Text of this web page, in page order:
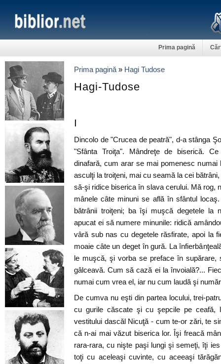
Prima pagină
Prima pagină » Hagi Tudose
Hagi-Tudose
I
Dincolo de "Crucea de peatră", d-a stânga
"Sfânta Troiţa". Mândreţe de biserică.
dinafară, cum arar se mai pomenesc
asculţi la troiţeni, mai cu seamă la cei
să-şi ridice biserica în slava cerului. Mă rog,
mânele câte minuni se află în sfântul
bătrânii troiţeni; ba îşi muşcă degetele la
apucat ei să numere minunile: ridică
vâră sub nas cu degetele răsfirate, apoi la
moaie câte un deget în gură. La
le muşcă, şi vorba se preface în supărare,
gâlceavă. Cum să cază ei la învoială?...
numai cum vrea el, iar nu cum laudă şi
De cumva nu eşti din partea locului, trei-
cu gurile căscate şi cu şepcile pe ceafă,
vestitului dascăl Nicuţă - cum te-or zări, te
că n-ai mai văzut biserica lor. Îşi freacă
rara-rara, cu nişte paşi lungi şi semeţi, îţi
toţi cu aceleaşi cuvinte, cu aceeaşi